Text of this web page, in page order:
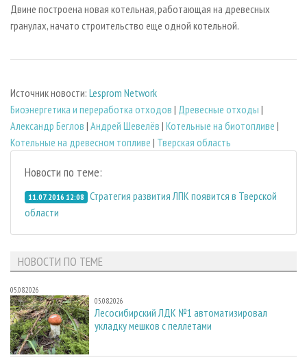
ИНСТРУМЕНТ И МАТЕРИАЛЫ
БИБЛИОТЕКА СПЕЦИАЛИСТА
Двине построена новая котельная, работающая на древесных
гранулах, начато строительство еще одной котельной.
Источник новости: Lesprom Network
Биoэнергетика и переработка отходов | Древесные отходы |
Александр Беглов | Андрей Шевелёв | Котельные на биотопливе |
Котельные на древесном топливе | Тверская область
Новости по теме:
11.07.2016 12:08 Стратегия развития ЛПК появится в Тверской
области
НОВОСТИ ПО ТЕМЕ
05.08.2026
05.08.2026
Лесосибирский ЛДК №1 автоматизировал
укладку мешков с пеллетами